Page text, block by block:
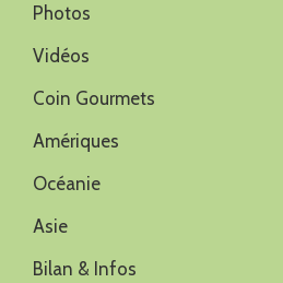
Photos
Vidéos
Coin Gourmets
Amériques
Océanie
Asie
Bilan & Infos